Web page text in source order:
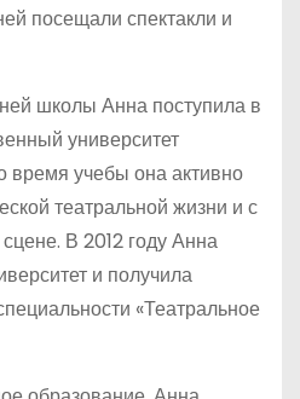
посещали спектакли и
школы Анна поступила в
университет
время учебы она активно
театральной жизни и с
В 2012 году Анна
и получила
«Театральное